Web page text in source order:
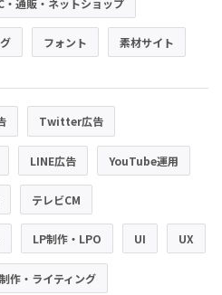
フォント 素材サイト
Twitter広告
LINE広告 YouTube運用
テレビCM
LP制作・LPO UI UX
作・ライティング